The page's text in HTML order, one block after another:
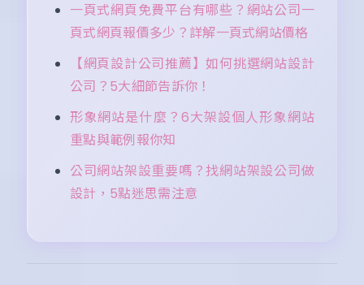
一頁式網頁免費平台有哪些？網站公司一
頁式網頁報價多少？詳解一頁式網站價格
【網頁設計公司推薦】如何挑選網站設計
公司？5大細節告訴你！
形象網站是什麼？6大架設個人形象網站
重點與範例報你知
公司網站架設重要嗎？找網站架設公司做
設計，5點迷思需注意